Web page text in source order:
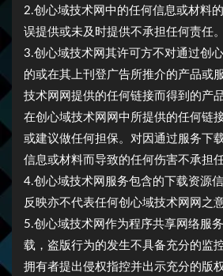
2.创心域技术网中的任何信息或材料
误提供或未及时提供不承担任何责任。
3.创心域技术网其许可方不对通过创
的或在其上刊登广告所推介的产品或
技术网网提供的任何链接而得到的产
在创心域技术网网中所提供的任何链
或建议做任何担保。对因通过服务下
信息或材料而导致的任何伤害不承担
4.创心域技术网服务包含的下载资源
反映亦不代表任何创心域技术网网之意
5.创心域技术网作为程序共享网络服
载，盗版行为的发生不具备充分的监
拥有者提出侵权指控并出示充分的版